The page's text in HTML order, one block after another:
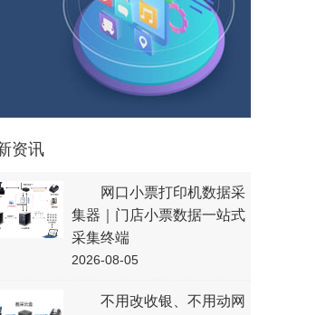
资讯
网口小票打印机数据采
集器｜门店小票数据一站式
采集终端
2026-08-05
不用改收银、不用动网